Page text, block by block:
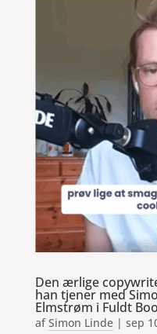
Den ærlige
han tjener med
Elmstrøm i Fuldt
afSimon Linde| sep